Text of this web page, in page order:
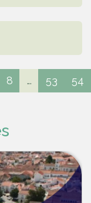
8 ... 53 54